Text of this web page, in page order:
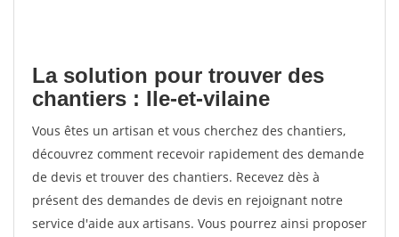
La solution pour trouver des
chantiers : Ile-et-vilaine
Vous êtes un artisan et vous cherchez des chantiers,
découvrez comment recevoir rapidement des demande
de devis et trouver des chantiers. Recevez dès à
présent des demandes de devis en rejoignant notre
service d'aide aux artisans. Vous pourrez ainsi proposer